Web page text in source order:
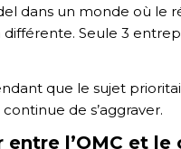
dans un monde où le
Seule 3
que le sujet
de s’aggraver.
entre l’OMC et